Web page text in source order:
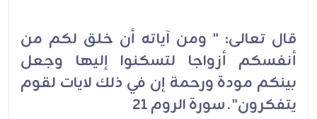
قال تعالى: " ومن آياته أن خلق لكم من
أنفسكم أزواجا لتسكنوا إليها وجعل
بينكم مودة ورحمة إن في ذلك لايات لقوم
يتفكرون" ـ سورة الروم 21